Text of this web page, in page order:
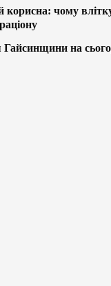
чому
Гайсинщини на